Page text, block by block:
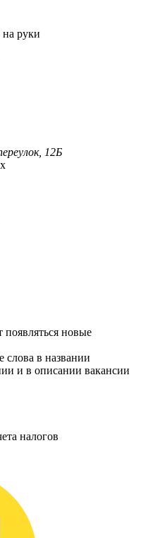
на руки
12Б
новые
слова в названии
и в описании вакансии
налогов